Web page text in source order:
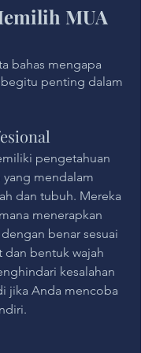
MUA
bahas mengapa
penting dalam
pengetahuan
mendalam
dan tubuh. Mereka
menerapkan
benar sesuai
bentuk wajah
kesalahan
jika Anda mencoba